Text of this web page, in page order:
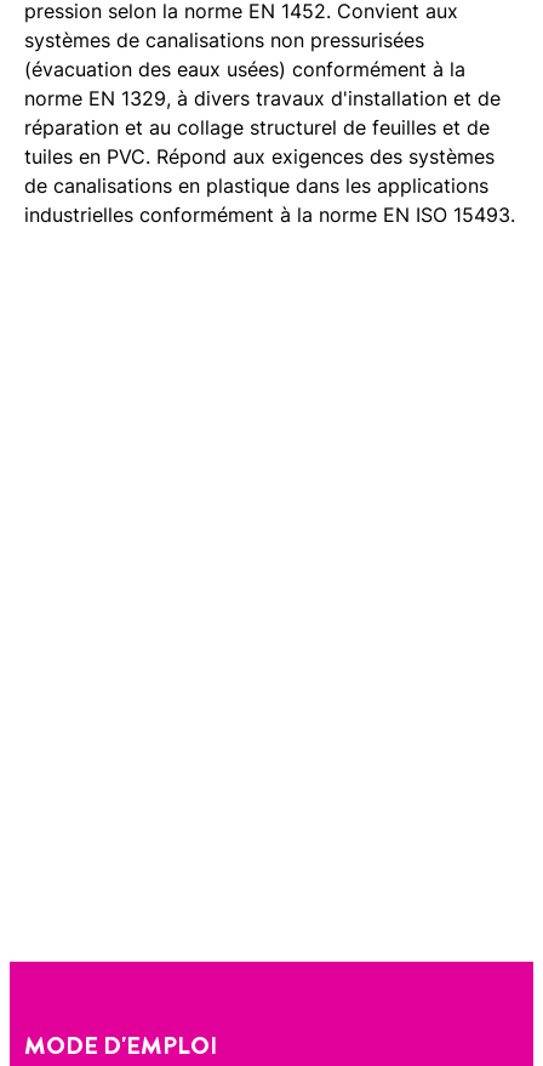
pression selon la norme EN 1452. Convient aux
systèmes de canalisations non pressurisées
(évacuation des eaux usées) conformément à la
norme EN 1329, à divers travaux d'installation et de
réparation et au collage structurel de feuilles et de
tuiles en PVC. Répond aux exigences des systèmes
de canalisations en plastique dans les applications
industrielles conformément à la norme EN ISO 15493.
MODE D'EMPLOI